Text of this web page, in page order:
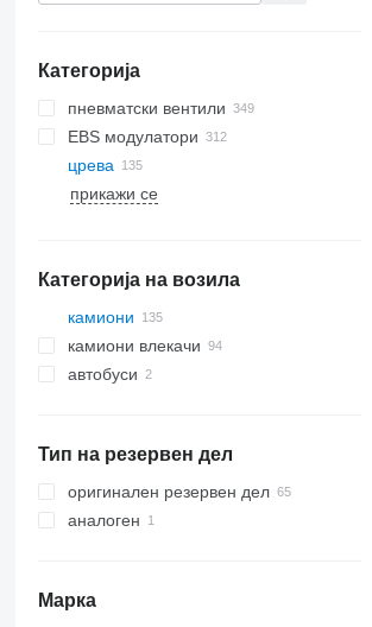
Категорија
пневматски вентили
EBS модулатори
црева
прикажи се
Категорија на возила
камиони
камиони влекачи
автобуси
Тип на резервен дел
оригинален резервен дел
аналоген
Марка